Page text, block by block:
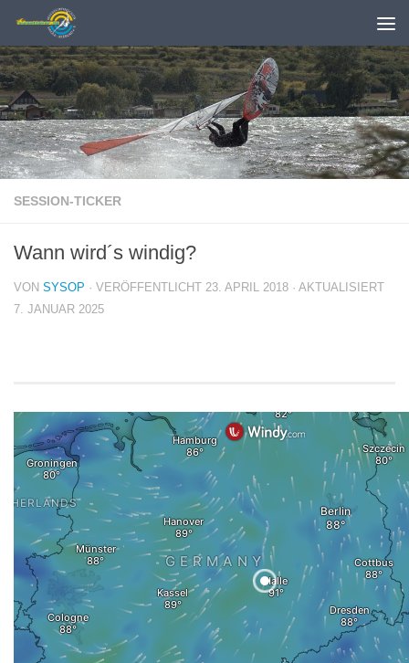
Zum Inhalt springen
SESSION-TICKER
Wann wird´s windig?
VON SYSOP · VERÖFFENTLICHT 23. APRIL 2018 · AKTUALISIERT
7. JANUAR 2025